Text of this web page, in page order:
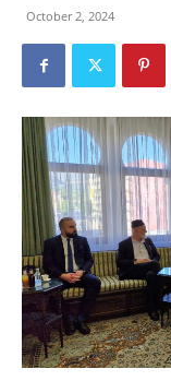
October 2, 2024